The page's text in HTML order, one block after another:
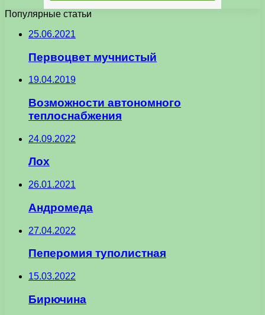
Популярные статьи
25.06.2021
Первоцвет мучнистый
19.04.2019
Возможности автономного
теплоснабжения
24.09.2022
Лох
26.01.2021
Андромеда
27.04.2022
Пеперомия туполистная
15.03.2022
Бирючина